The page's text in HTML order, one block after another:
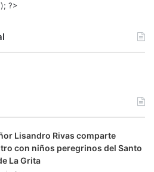
?>
Lisandro Rivas comparte
con niños peregrinos del Santo
La Grita